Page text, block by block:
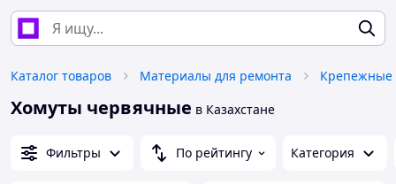
Каталог товаров Материалы для ремонта Крепежные
Хомуты червячные в Казахстане
Фильтры По рейтингу Категория